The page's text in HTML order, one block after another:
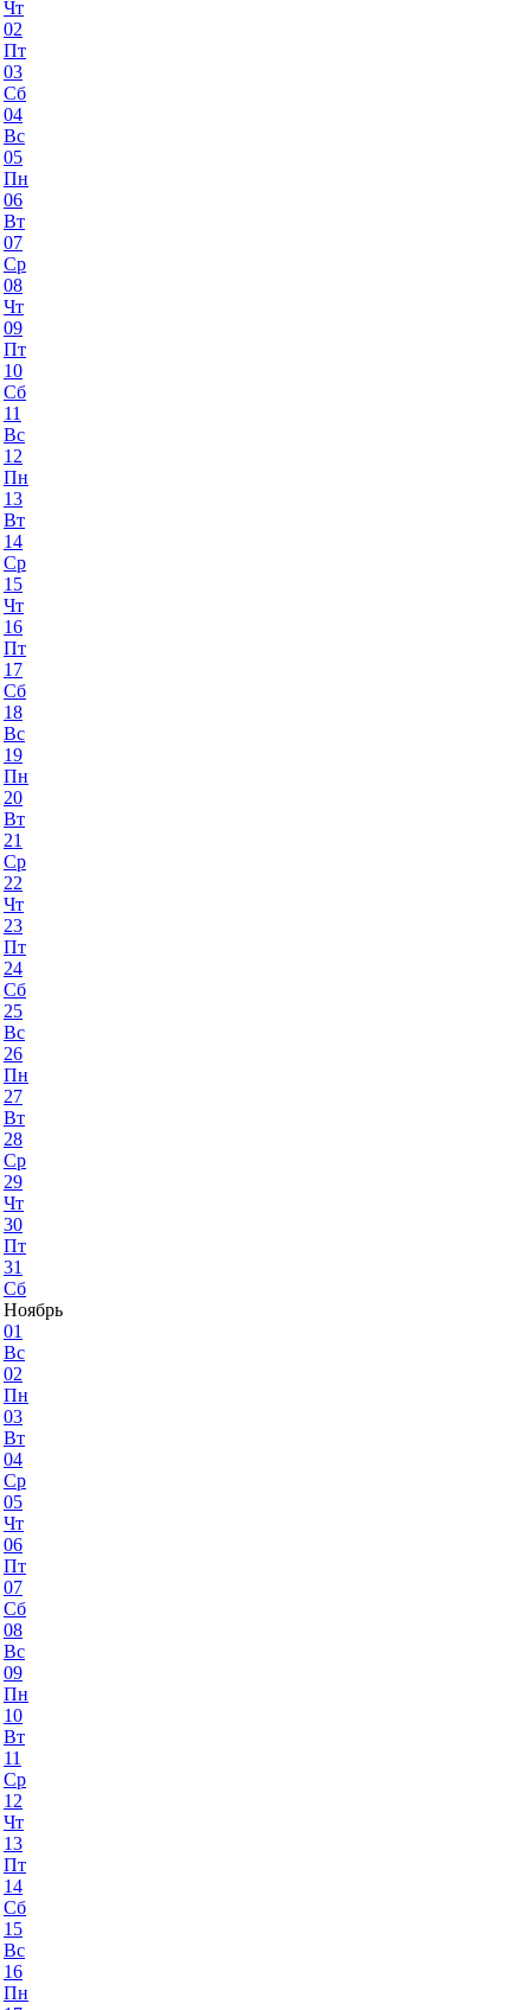
Чт
02
Пт
03
Сб
04
Вс
05
Пн
06
Вт
07
Ср
08
Чт
09
Пт
10
Сб
11
Вс
12
Пн
13
Вт
14
Ср
15
Чт
16
Пт
17
Сб
18
Вс
19
Пн
20
Вт
21
Ср
22
Чт
23
Пт
24
Сб
25
Вс
26
Пн
27
Вт
28
Ср
29
Чт
30
Пт
31
Сб
Ноябрь
01
Вс
02
Пн
03
Вт
04
Ср
05
Чт
06
Пт
07
Сб
08
Вс
09
Пн
10
Вт
11
Ср
12
Чт
13
Пт
14
Сб
15
Вс
16
Пн